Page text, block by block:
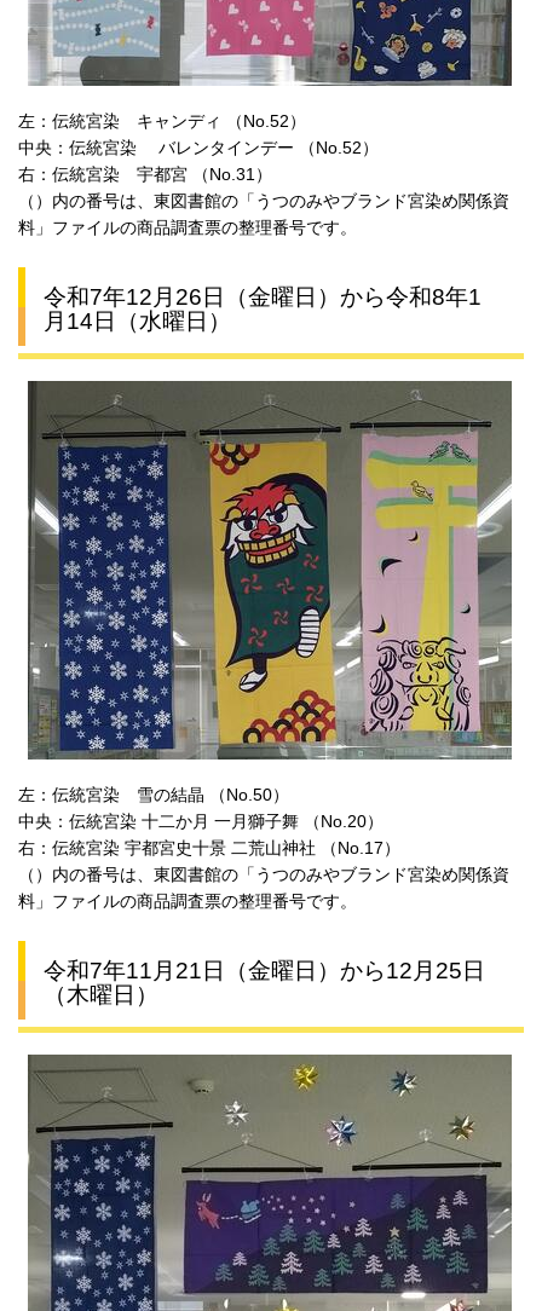
左：伝統宮染 キャンディ （No.52）
中央：伝統宮染 バレンタインデー （No.52）
右：伝統宮染 宇都宮 （No.31）
（）内の番号は、東図書館の「うつのみやブランド宮染め関係資
料」ファイルの商品調査票の整理番号です。
令和7年12月26日（金曜日）から令和8年1
月14日（水曜日）
左：伝統宮染 雪の結晶 （No.50）
中央：伝統宮染 十二か月 一月獅子舞 （No.20）
右：伝統宮染 宇都宮史十景 二荒山神社 （No.17）
（）内の番号は、東図書館の「うつのみやブランド宮染め関係資
料」ファイルの商品調査票の整理番号です。
令和7年11月21日（金曜日）から12月25日
（木曜日）